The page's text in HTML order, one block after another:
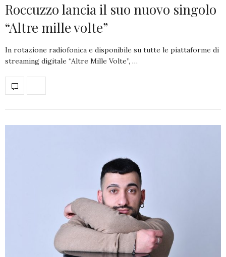
Roccuzzo lancia il suo nuovo singolo
“Altre mille volte”
In rotazione radiofonica e disponibile su tutte le piattaforme di
streaming digitale “Altre Mille Volte”, …